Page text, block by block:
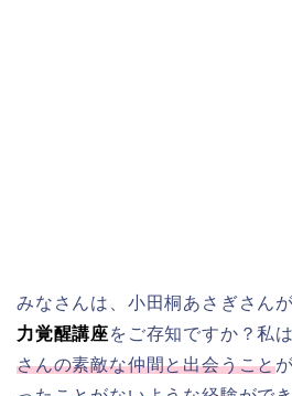
みなさんは、小田桐あさぎさん
力覚醒講座をご存知ですか？私は
さんの素敵な仲間と出会うこと